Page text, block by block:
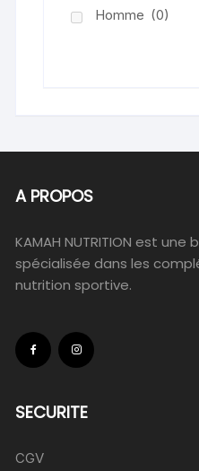
Homme (0)
A PROPOS
KAMAH NUTRITION est
spécialisée dans les
nutrition sportive.
SECURITE
CGV